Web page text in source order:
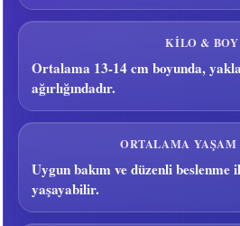
KILO & BOY
Ortalama 13-14 cm boyunda,
ağırlığındadır.
ORTALAMA YAŞAM
Uygun bakım ve düzenli beslenme
yaşayabilir.